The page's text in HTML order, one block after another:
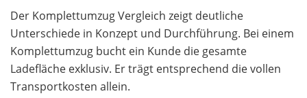
Der Komplettumzug Vergleich zeigt deutliche
Unterschiede in Konzept und Durchführung. Bei einem
Komplettumzug bucht ein Kunde die gesamte
Ladefläche exklusiv. Er trägt entsprechend die vollen
Transportkosten allein.